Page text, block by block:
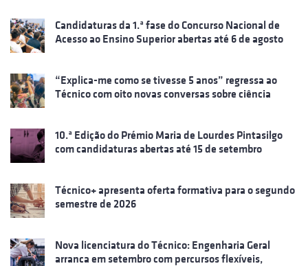
Candidaturas da 1.ª fase do Concurso Nacional de
Acesso ao Ensino Superior abertas até 6 de agosto
“Explica-me como se tivesse 5 anos” regressa ao
Técnico com oito novas conversas sobre ciência
10.ª Edição do Prémio Maria de Lourdes Pintasilgo
com candidaturas abertas até 15 de setembro
Técnico+ apresenta oferta formativa para o segundo
semestre de 2026
Nova licenciatura do Técnico: Engenharia Geral
arranca em setembro com percursos flexíveis,